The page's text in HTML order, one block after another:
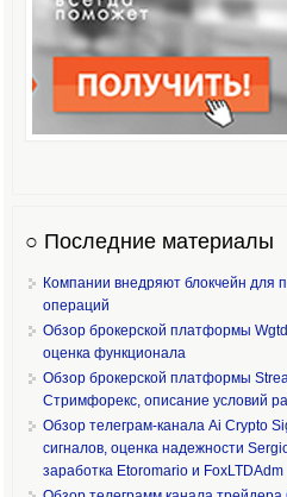
○ Последние материалы
Компании внедряют блокчейн для
операций
Обзор брокерской платформы
оценка функционала
Обзор брокерской платформы
Стримфорекс, описание условий
Обзор телеграм-канала Ai Crypto
сигналов, оценка надежности
заработка Etoromario и FoxLTDAdm